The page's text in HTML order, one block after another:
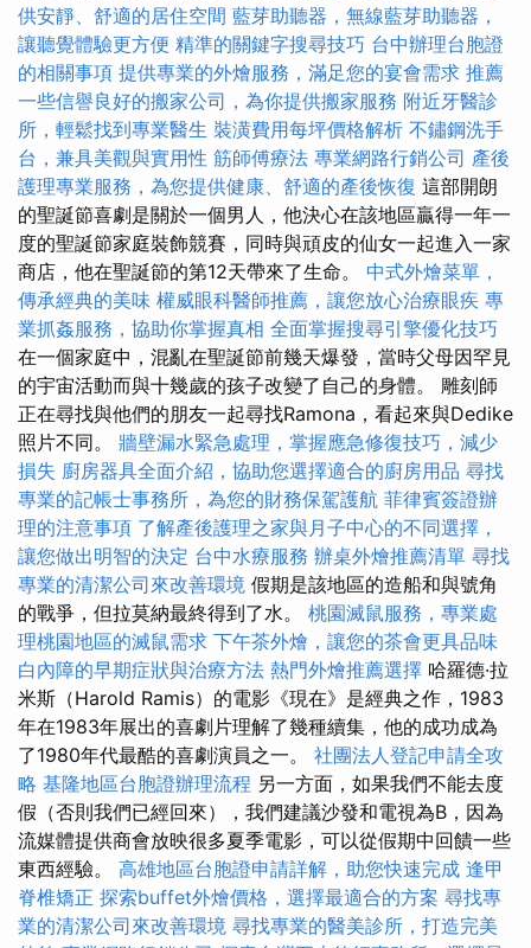
供安靜、舒適的居住空間 藍芽助聽器，無線藍芽助聽器，
讓聽覺體驗更方便 精準的關鍵字搜尋技巧 台中辦理台胞證
的相關事項 提供專業的外燴服務，滿足您的宴會需求 推薦
一些信譽良好的搬家公司，為你提供搬家服務 附近牙醫診
所，輕鬆找到專業醫生 裝潢費用每坪價格解析 不鏽鋼洗手
台，兼具美觀與實用性 筋師傅療法 專業網路行銷公司 產後
護理專業服務，為您提供健康、舒適的產後恢復 這部開朗
的聖誕節喜劇是關於一個男人，他決心在該地區贏得一年一
度的聖誕節家庭裝飾競賽，同時與頑皮的仙女一起進入一家
商店，他在聖誕節的第12天帶來了生命。 中式外燴菜單，
傳承經典的美味 權威眼科醫師推薦，讓您放心治療眼疾 專
業抓姦服務，協助你掌握真相 全面掌握搜尋引擎優化技巧
在一個家庭中，混亂在聖誕節前幾天爆發，當時父母因罕見
的宇宙活動而與十幾歲的孩子改變了自己的身體。 雕刻師
正在尋找與他們的朋友一起尋找Ramona，看起來與Dedike
照片不同。 牆壁漏水緊急處理，掌握應急修復技巧，減少
損失 廚房器具全面介紹，協助您選擇適合的廚房用品 尋找
專業的記帳士事務所，為您的財務保駕護航 菲律賓簽證辦
理的注意事項 了解產後護理之家與月子中心的不同選擇，
讓您做出明智的決定 台中水療服務 辦桌外燴推薦清單 尋找
專業的清潔公司來改善環境 假期是該地區的造船和與號角
的戰爭，但拉莫納最終得到了水。 桃園滅鼠服務，專業處
理桃園地區的滅鼠需求 下午茶外燴，讓您的茶會更具品味
白內障的早期症狀與治療方法 熱門外燴推薦選擇 哈羅德·拉
米斯（Harold Ramis）的電影《現在》是經典之作，1983
年在1983年展出的喜劇片理解了幾種續集，他的成功成為
了1980年代最酷的喜劇演員之一。 社團法人登記申請全攻
略 基隆地區台胞證辦理流程 另一方面，如果我們不能去度
假（否則我們已經回來），我們建議沙發和電視為B，因為
流媒體提供商會放映很多夏季電影，可以從假期中回饋一些
東西經驗。 高雄地區台胞證申請詳解，助您快速完成 逢甲
脊椎矯正 探索buffet外燴價格，選擇最適合的方案 尋找專
業的清潔公司來改善環境 尋找專業的醫美診所，打造完美